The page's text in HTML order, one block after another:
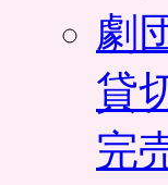
劇
貸
完